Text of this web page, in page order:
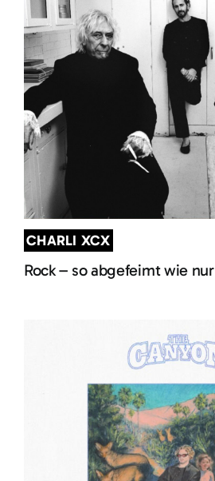
CHARLI XCX
Rock – so abgefeimt wie nur